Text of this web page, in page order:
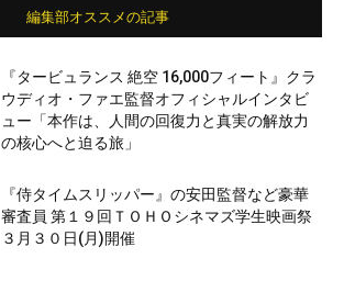
編集部オススメの記事
『タービュランス 絶空 16,000フィート』クラ
ウディオ・ファエ監督オフィシャルインタビ
ュー「本作は、人間の回復力と真実の解放力
の核心へと迫る旅」
『侍タイムスリッパー』の安田監督など豪華
審査員 第１９回ＴＯＨＯシネマズ学生映画祭
３月３０日(月)開催